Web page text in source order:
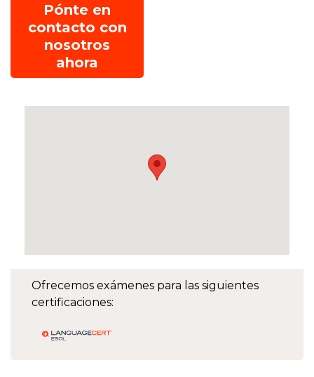
Ofrecemos exámenes para las siguientes
certificaciones:
Pónte en
contacto con
nosotros
ahora